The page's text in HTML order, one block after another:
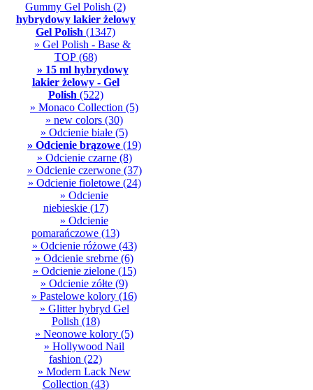
Gummy Gel Polish (2)
hybrydowy lakier żelowy
Gel Polish (1347)
» Gel Polish - Base &
TOP(68)
» 15 ml hybrydowy
lakier żelowy - Gel
Polish (522)
» Monaco Collection (5)
» new colors (30)
» Odcienie białe (5)
» Odcienie brązowe (19)
» Odcienie czarne(8)
» Odcienie czerwone(37)
» Odcienie fioletowe(24)
» Odcienie
niebieskie(17)
» Odcienie
pomarańczowe (13)
» Odcienie różowe(43)
» Odcienie srebrne (6)
» Odcienie zielone(15)
» Odcienie zółte (9)
» Pastelowe kolory (16)
» Glitter hybryd Gel
Polish (18)
» Neonowe kolory (5)
» Hollywood Nail
fashion (22)
» Modern Lack New
Collection (43)